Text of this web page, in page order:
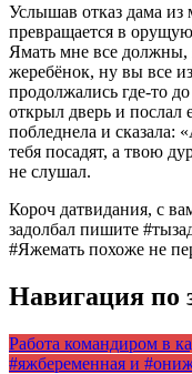
Услышав отказ дама из
превращается в
Ямать мне все должны,
жеребёнок, ну вы все
продолжались где-то
открыл дверь и
побледнела и сказала:
тебя посадят, а твою
не слушал.
Короч датвидания, с
задолбал пишите
#Яжемать похоже не
Навигация по
Работа командиром в
#яжбеременная и